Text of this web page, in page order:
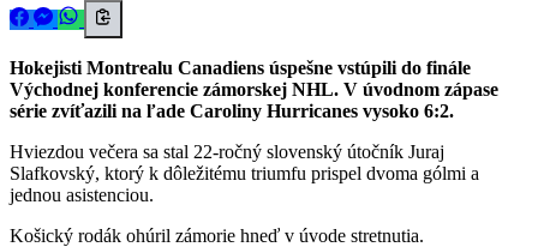
Hokejisti Montrealu Canadiens úspešne vstúpili do finále
Východnej konferencie zámorskej NHL. V úvodnom zápase
série zvíťazili na ľade Caroliny Hurricanes vysoko 6:2.
Hviezdou večera sa stal 22-ročný slovenský útočník Juraj
Slafkovský, ktorý k dôležitému triumfu prispel dvoma gólmi a
jednou asistenciou.
Košický rodák ohúril zámorie hneď v úvode stretnutia.